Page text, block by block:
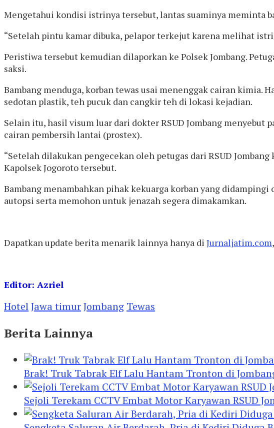
Mengetahui kondisi istrinya tersebut, lantas suaminya meminta
“Setelah pintu kamar dibuka, pelapor terkejut karena melihat
Peristiwa tersebut kemudian dilaporkan ke Polsek Jombang.
saksi.
Bambang menduga, korban tewas usai menenggak cairan kimia.
sedotan plastik, teh pucuk dan cangkir teh di lokasi kejadian.
Selain itu, hasil visum luar dari dokter RSUD Jombang
cairan pembersih lantai (prostex).
“Setelah dilakukan pengecekan oleh petugas dari RSUD
Kapolsek Jogoroto tersebut.
Bambang menambahkan pihak kekuarga korban yang
autopsi serta memohon untuk jenazah segera dimakamkan.
Dapatkan update berita menarik lainnya hanya di Jurnaljatim.com
Editor: Azriel
HotelJawa timurJombang Tewas
Berita Lainnya
Brak! Truk Tabrak Elf Lalu Hantam Tronton di
Sejoli Terekam CCTV Embat Motor Karyawan RSUD